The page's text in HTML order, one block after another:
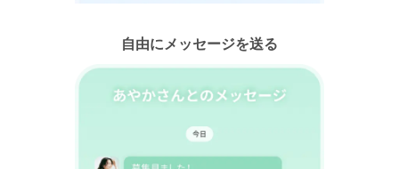
自由にメッセージを送る